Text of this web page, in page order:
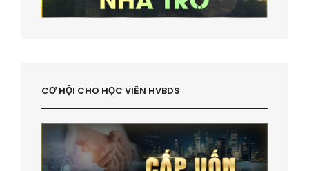
CƠ HỘI CHO HỌC VIÊN HVBDS